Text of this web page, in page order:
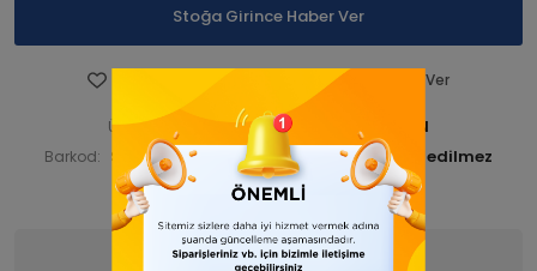
Stoğa Girince Haber Ver
Fiyatı Düşünce Haber Ver
Ürün Kodu: STNSNT290 001181-ANA ÜRN
Barkod: STNSNT29000120 İade Bilgisi:
Ürün Bilgisi Yorumlar